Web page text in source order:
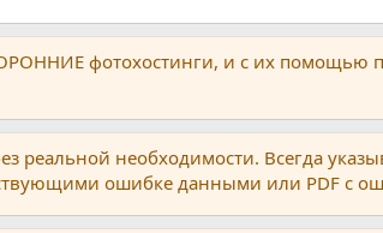
фотохостинги, и с их помощью
реальной необходимости. Всегда
ошибке данными или PDF